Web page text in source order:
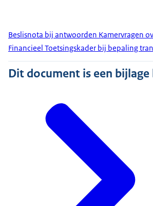
Beslisnota bij antwoorden Kamervragen
Financieel Toetsingskader bij bepaling
Dit document is een bijlage